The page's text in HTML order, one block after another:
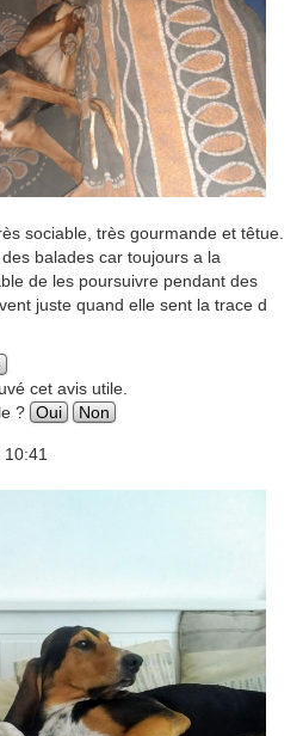
sociable, très gourmande et têtue.
balades car toujours a la
de les poursuivre pendant des
juste quand elle sent la trace d
cet avis utile.
? Oui Non
10:41